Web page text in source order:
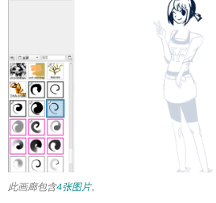
此画廊包含4张图片。